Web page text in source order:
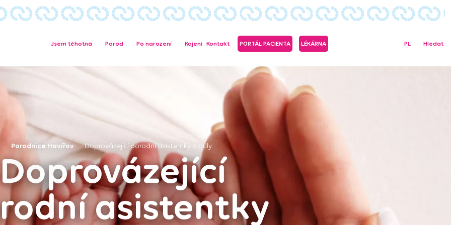
Jsem těhotná Porod Po narození Kojení Kontakt PORTÁL PACIENTA LÉKÁRNA PL Hledat
Porodnice Havířov Doprovázející porodní asistentky a duly
asistentky